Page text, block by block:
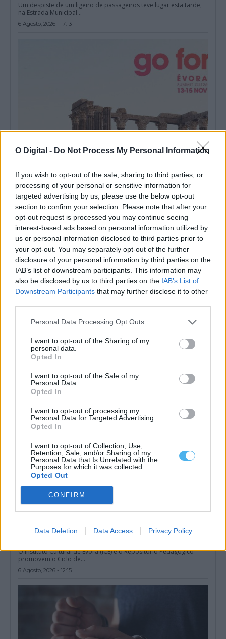
O Digital - Do Not Process My Personal Information
If you wish to opt-out of the sale, sharing to third parties, or
processing of your personal or sensitive information for
targeted advertising by us, please use the below opt-out
section to confirm your selection. Please note that after your
opt-out request is processed you may continue seeing
interest-based ads based on personal information utilized by
us or personal information disclosed to third parties prior to
your opt-out. You may separately opt-out of the further
disclosure of your personal information by third parties on the
IAB’s list of downstream participants. This information may
also be disclosed by us to third parties on the IAB’s List of
Downstream Participants that may further disclose it to other
Personal Data Processing Opt Outs
I want to opt-out of the Sharing of my
personal data.
Opted In
I want to opt-out of the Sale of my
Personal Data.
Opted In
I want to opt-out of processing my
Personal Data for Targeted Advertising.
Opted In
I want to opt-out of Collection, Use,
Retention, Sale, and/or Sharing of my
Personal Data that Is Unrelated with the
Purposes for which it was collected.
Opted Out
CONFIRM
Data Deletion Data Access Privacy Policy
Um despiste de um ligeiro de passageiros teve lugar esta tarde,
na Estrada Municipal...
6 Agosto, 2026 - 17:13
Évora acolhe edição de 2026 do Summit GO4TRAVEL
Évora vai receber o Summit GO4TRAVEL 2026 entre os dias 13 e
15 de...
6 Agosto, 2026 - 15:28
Liga 3 arranca este fim de semana com Lusitano de Évora em
cena: Conheça o calendário
jornada marcada...
6 Agosto, 2026 - 14:51
Instituto Cultural de Évora promove fichas pedagógicas
O Instituto Cultural de Évora (ICÉ) e o Repositório Pedagógico
promovem o Ciclo de...
6 Agosto, 2026 - 12:15